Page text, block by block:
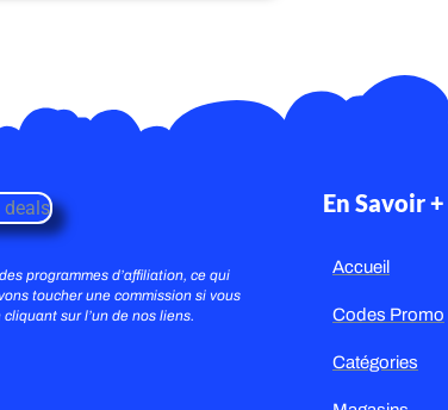
programmes d’affiliation, ce qui
toucher une commission si vous
sur l’un de nos liens.
En Savoir +
Accueil
Codes Promo
Catégories